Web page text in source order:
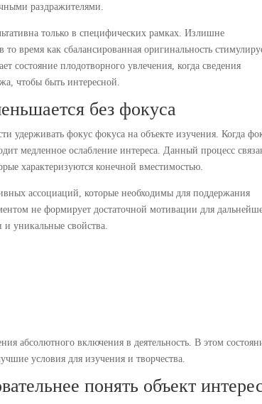
раздражителями.
только в специфических рамках. Излишне
время как сбалансированная оригинальность
состояние плодотворного увлечения, когда сведения
чтобы быть интересной.
без фокуса
удерживать фокус фокуса на объекте изучения. Когда
медленное ослабление интереса. Данный процесс
характеризуются конечной вместимостью.
ассоциаций, которые необходимы для поддержания
не формирует достаточной мотивации для
уникальные свойства.
абсолютного включения в деятельность. В этом
условия для изучения и творчества.
понять объект